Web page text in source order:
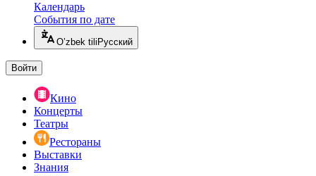
Календарь
События по дате
O’zbek tili Русский
Войти
Кино
Концерты
Театры
Рестораны
Выставки
Знания